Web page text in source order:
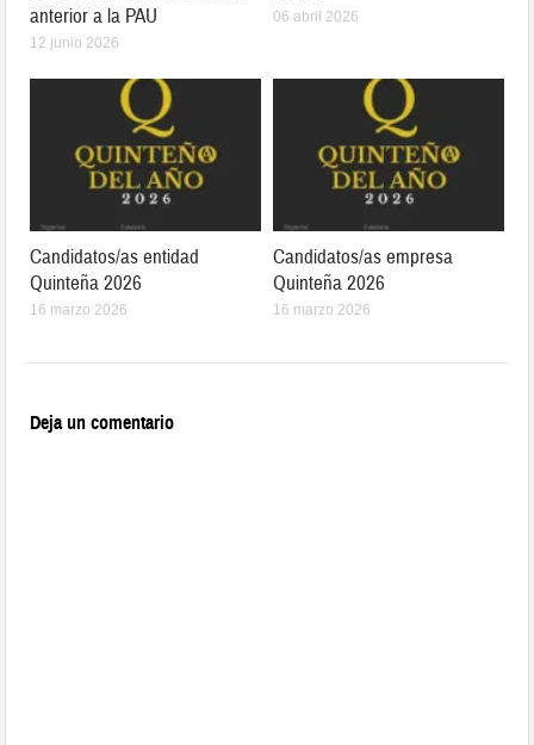
anterior a la PAU
12 junio 2026
06 abril 2026
Candidatos/as entidad
Quinteña 2026
16 marzo 2026
Candidatos/as empresa
Quinteña 2026
16 marzo 2026
Deja un comentario